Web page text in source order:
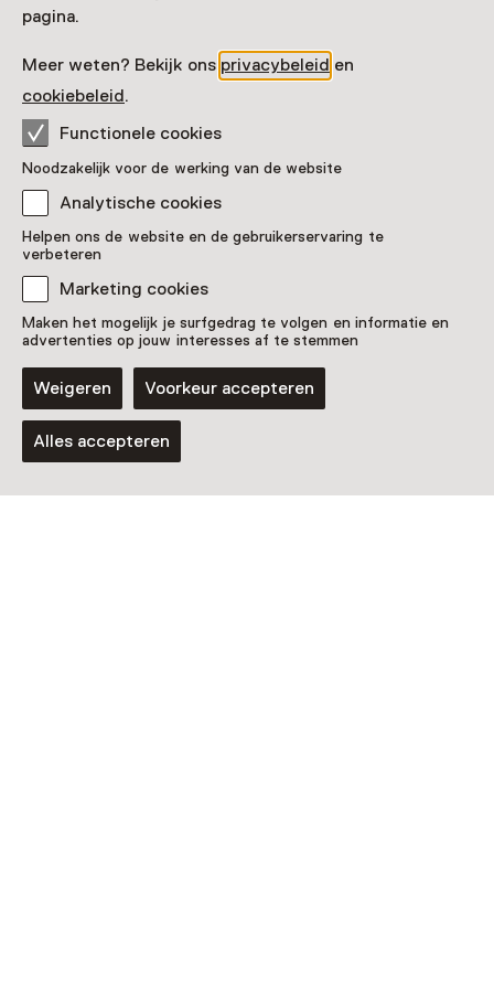
pagina.
Meer weten? Bekijk ons privacybeleid en
cookiebeleid.
Functionele cookies
Noodzakelijk voor de werking van de website
Analytische cookies
Helpen ons de website en de gebruikerservaring te
verbeteren
Marketing cookies
Maken het mogelijk je surfgedrag te volgen en informatie en
advertenties op jouw interesses af te stemmen
Weigeren Voorkeur accepteren
Alles accepteren
Eerst zien, dan
stemmen
Wist je dat je op 29 oktober in veel musea je stem kunt
uitbrengen? De verhalen die je er vindt, verbreden je
horizon en geven wellicht houvast en nieuwe
perspectieven.